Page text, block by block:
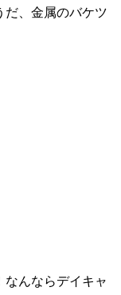
だ、金属のバケツ
なんならデイキャ